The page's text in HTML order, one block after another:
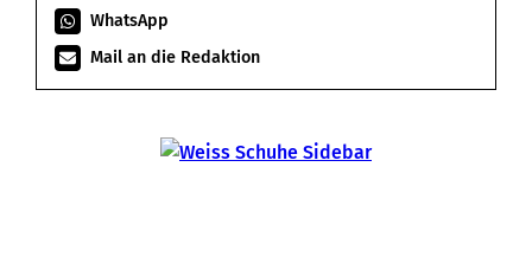
WhatsApp
Mail an die Redaktion